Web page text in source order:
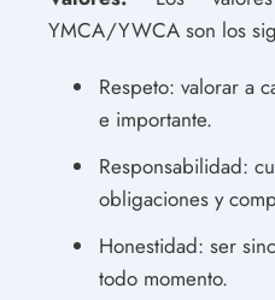
YMCA/YWCA son los
Respeto: valorar a
e importante.
Responsabilidad:
obligaciones y
Honestidad: ser
todo momento.